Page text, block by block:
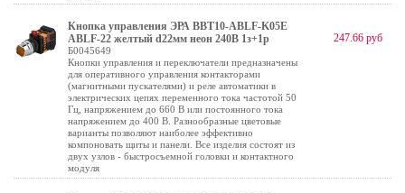
Кнопка управления ЭРА BBT10-ABLF-K05E
ABLF-22 желтый d22мм неон 240В 1з+1р
Б0045649
Кнопки управления и переключатели предназначены
для оперативного управления контакторами
(магнитными пускателями) и реле автоматики в
электрических цепях переменного тока частотой 50
Гц, напряжением до 660 В или постоянного тока
напряжением до 400 В. Разнообразные цветовые
варианты позволяют наиболее эффективно
компоновать щиты и панели. Все изделия состоят из
двух узлов - быстросъемной головки и контактного
модуля
247.66 руб